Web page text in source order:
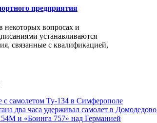
предприятия
некоторых вопросах и
устанавливаются
связанные с квалификацией,
с самолетом Ту-134 в Симферополе
два часа удерживал самолет в Домодедово
и «Боинга 757» над Германией